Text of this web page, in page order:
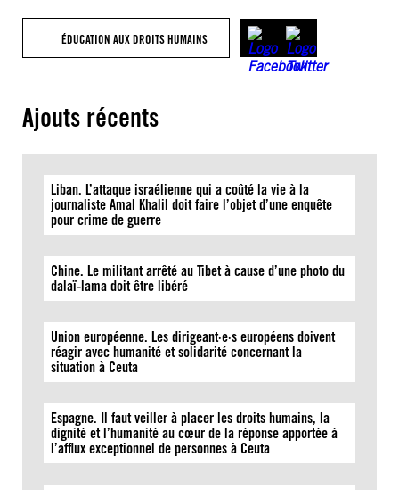
ÉDUCATION AUX DROITS HUMAINS
Ajouts récents
Liban. L’attaque israélienne qui a coûté la vie à la
journaliste Amal Khalil doit faire l’objet d’une enquête
pour crime de guerre
Chine. Le militant arrêté au Tibet à cause d’une photo du
dalaï-lama doit être libéré
Union européenne. Les dirigeant·e·s européens doivent
réagir avec humanité et solidarité concernant la
situation à Ceuta
Espagne. Il faut veiller à placer les droits humains, la
dignité et l’humanité au cœur de la réponse apportée à
l’afflux exceptionnel de personnes à Ceuta